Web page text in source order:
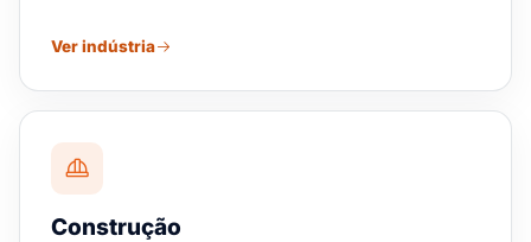
Ver indústria
Construção